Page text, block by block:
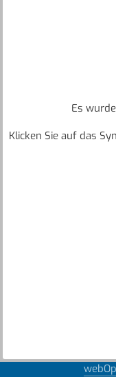
Es
Klicken Sie auf das